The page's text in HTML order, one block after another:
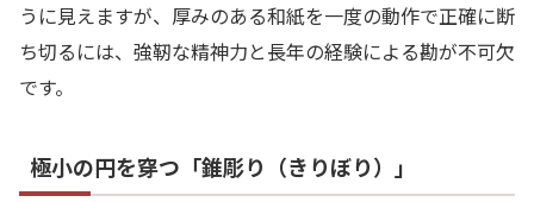
うに見えますが、厚みのある和紙を一度の動作で正確に断
ち切るには、強靭な精神力と長年の経験による勘が不可欠
です。
極小の円を穿つ「錐彫り（きりぼり）」